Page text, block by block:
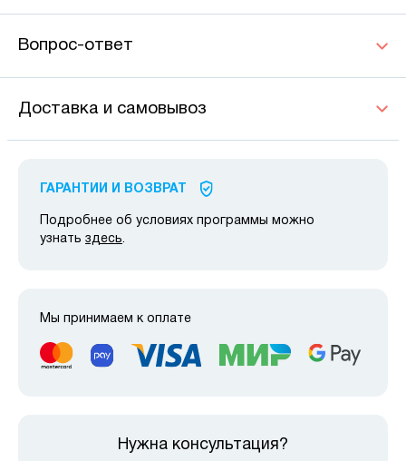
Вопрос-ответ
Доставка и самовывоз
ГАРАНТИИ И ВОЗВРАТ
Подробнее об условиях программы можно
узнать здесь.
Мы принимаем к оплате
Нужна консультация?